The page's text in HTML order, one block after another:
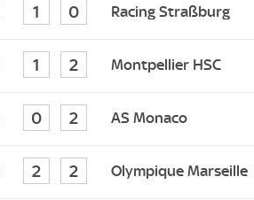
1 0 Racing Straßburg
1 2 Montpellier HSC
0 2 AS Monaco
2 2 Olympique Marseille